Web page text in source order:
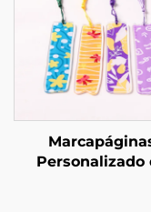
Personalizado